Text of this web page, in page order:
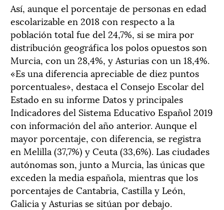
Así, aunque el porcentaje de personas en edad
escolarizable en 2018 con respecto a la
población total fue del 24,7%, si se mira por
distribución geográfica los polos opuestos son
Murcia, con un 28,4%, y Asturias con un 18,4%.
«Es una diferencia apreciable de diez puntos
porcentuales», destaca el Consejo Escolar del
Estado en su informe Datos y principales
Indicadores del Sistema Educativo Español 2019
con información del año anterior. Aunque el
mayor porcentaje, con diferencia, se registra
en Melilla (37,7%) y Ceuta (33,6%). Las ciudades
autónomas son, junto a Murcia, las únicas que
exceden la media española, mientras que los
porcentajes de Cantabria, Castilla y León,
Galicia y Asturias se sitúan por debajo.